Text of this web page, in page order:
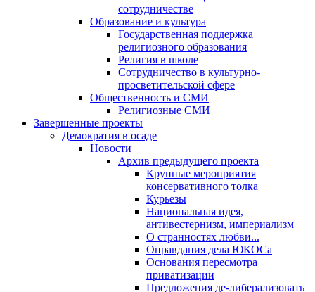
сотрудничестве
Образование и культура
Государственная поддержка
религиозного образования
Религия в школе
Сотрудничество в культурно-
просветительской сфере
Общественность и СМИ
Религиозные СМИ
Завершенные проекты
Демократия в осаде
Новости
Архив предыдущего проекта
Крупные мероприятия
консервативного толка
Курьезы
Национальная идея,
антивестернизм, империализм
О странностях любви...
Оправдания дела ЮКОСа
Основания пересмотра
приватизации
Предложения де-либерализовать